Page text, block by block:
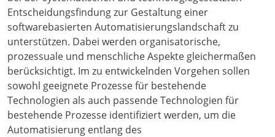
Entscheidungsfindung zur Gestaltung einer
softwarebasierten Automatisierungslandschaft zu
unterstützen. Dabei werden organisatorische,
prozessuale und menschliche Aspekte gleichermaßen
berücksichtigt. Im zu entwickelnden Vorgehen sollen
sowohl geeignete Prozesse für bestehende
Technologien als auch passende Technologien für
bestehende Prozesse identifiziert werden, um die
Automatisierung entlang des